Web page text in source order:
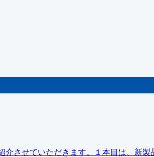
介させていただきます。１本目は、新製